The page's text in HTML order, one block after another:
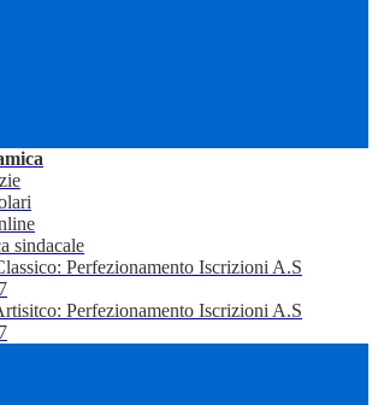
sindacale
Perfezionamento Iscrizioni A.S
Perfezionamento Iscrizioni A.S